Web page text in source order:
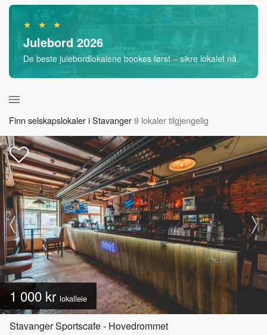
★ ★ ★
Julebord 2026
De beste julebordlokalene bookes først – sikre lokalet nå.
Finn selskapslokaler i Stavanger9 lokaler tilgjengelig
1 000 kr lokalleie
Stavanger Sportscafe - Hovedrommet